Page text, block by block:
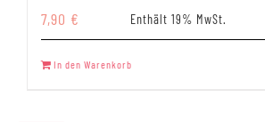
7,90 € Enthält 19% MwSt.
In den Warenkorb